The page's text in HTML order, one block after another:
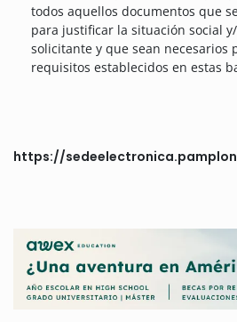
todos aquellos documentos que
para justificar la situación social
solicitante y que sean necesarios
requisitos establecidos en estas